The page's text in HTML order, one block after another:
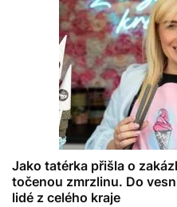
Jako tatérka přišla o
točenou zmrzlinu. Do
lidé z celého kraje